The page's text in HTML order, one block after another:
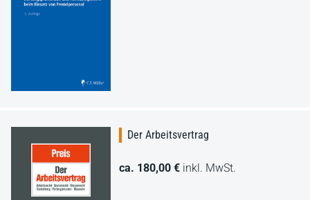
Der Arbeitsvertrag
ca. 180,00 € inkl. MwSt.